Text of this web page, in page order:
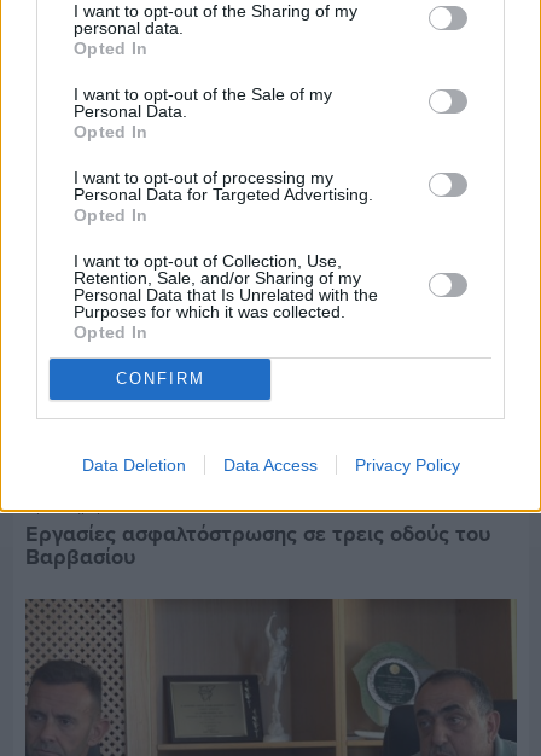
I want to opt-out of the Sharing of my
personal data.
Opted In
I want to opt-out of the Sale of my
Personal Data.
Opted In
I want to opt-out of processing my
Personal Data for Targeted Advertising.
Opted In
I want to opt-out of Collection, Use,
Retention, Sale, and/or Sharing of my
Personal Data that Is Unrelated with the
Purposes for which it was collected.
Opted In
CONFIRM
Data Deletion Data Access Privacy Policy
Πριν 6 ημέρες
Τρίτος στη σφαιροβολία στη διεθνή συνάντηση
Ελλάδας–Κύπρου Κ18 ο Δημήτρης Τέλλιος
Πριν 6 ημέρες
Εργασίες ασφαλτόστρωσης σε τρεις οδούς του
Βαρβασίου